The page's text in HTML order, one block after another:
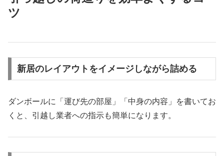
ツ
新居のレイアウトをイメージしながら詰める
ダンボールに「運び先の部屋」「中身の内容」を書いてお
くと、引越し業者への指示も簡単になります。